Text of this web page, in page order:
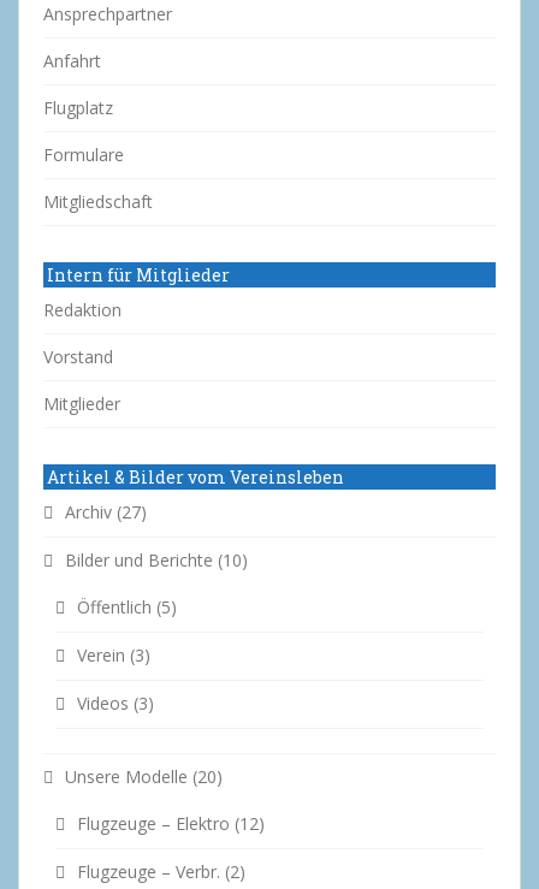
Ansprechpartner
Anfahrt
Flugplatz
Formulare
Mitgliedschaft
Intern für Mitglieder
Redaktion
Vorstand
Mitglieder
Artikel & Bilder vom Vereinsleben
Archiv (27)
Bilder und Berichte (10)
Öffentlich (5)
Verein (3)
Videos (3)
Unsere Modelle (20)
Flugzeuge – Elektro (12)
Flugzeuge – Verbr. (2)